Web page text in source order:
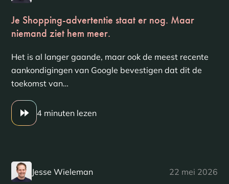
Je Shopping-advertentie staat er nog. Maar
niemand ziet hem meer.
Het is al langer gaande, maar ook de meest recente
aankondigingen van Google bevestigen dat dit de
toekomst van…
4 minuten lezen
Jesse Wieleman 22 mei 2026